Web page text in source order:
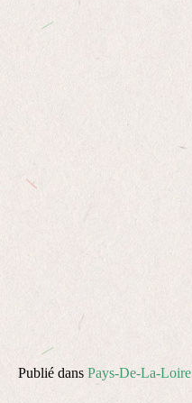
Publié dans Pays-De-La-Loire